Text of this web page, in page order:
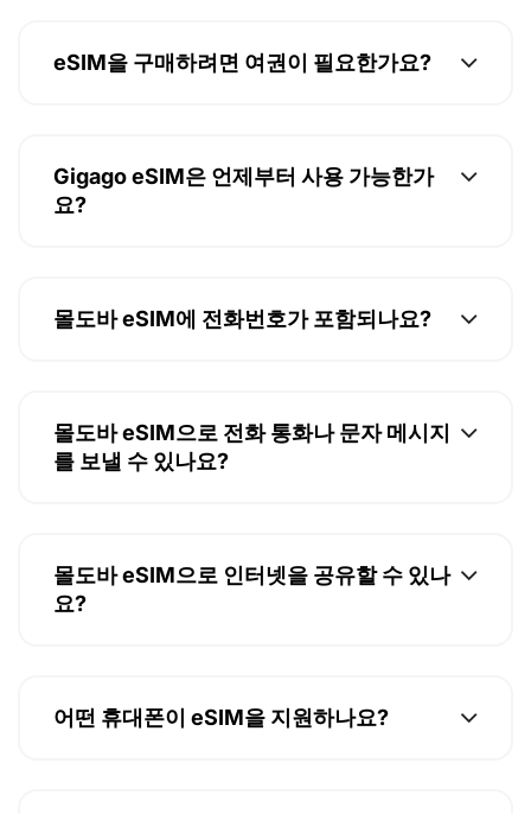
eSIM을 구매하려면 여권이 필요한가요?
Gigago eSIM은 언제부터 사용 가능한가
요?
몰도바 eSIM에 전화번호가 포함되나요?
몰도바 eSIM으로 전화 통화나 문자 메시지
를 보낼 수 있나요?
몰도바 eSIM으로 인터넷을 공유할 수 있나
요?
어떤 휴대폰이 eSIM을 지원하나요?